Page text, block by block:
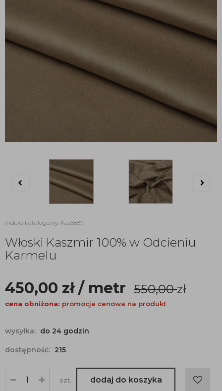
indeks katalogowy: Kas5887
Włoski Kaszmir 100% w Odcieniu
Karmelu
450,00 zł/ metr 550,00zł
cena obniżona: promocja cenowa na produkt
wysyłka: do 24 godzin
dostępność: 215
szt. dodaj do koszyka